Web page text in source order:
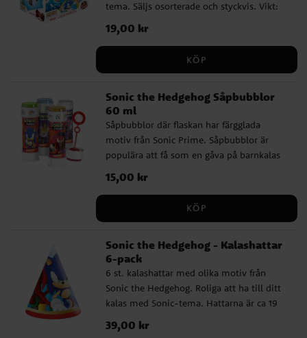
tema. Säljs osorterade och styckvis. Vikt:
20 gram Ingredienser: socker, kakaosmör,
mjölkpulver, kakaomassa, vasslepulver
naturlig vanilj arom. Kan innehålla spår av
kJ / 505 kcal | Fett 25,4 g varav mättat fett
15,2 g | Kolhydrater 59,5 g varav socker
58,3 g | Protein 8,3 g | Salt 0,4 g Observera
att tillverkaren kan ha ändrat
sammansättning, ingredienser eller
näringsvärden sedan denna information
publicerades. Kontrollera alltid produktens
originalförpackning för de senaste
Pris:19,00 kr
19,00 kr
KÖP
Sonic the Hedgehog Såpbubblor
60 ml
Såpbubblor där flaskan har färgglada
motiv från Sonic Prime. Såpbubblor är
populära att få som en gåva på barnkalas
och det är roligt blåsa bubblor
tillsammans. Priset är per styck och
flaskan innehåller 60 ml.
Pris:15,00 kr
15,00 kr
KÖP
Sonic the Hedgehog - Kalashattar
6-pack
6 st. kalashattar med olika motiv från
Sonic the Hedgehog. Roliga att ha till ditt
kalas med Sonic-tema. Hattarna är ca 19
cm höga och hålls plats med ett
resårband.
Pris:39,00 kr
39,00 kr